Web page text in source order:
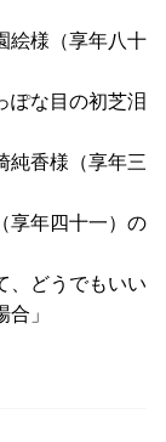
絵様（享年八十
ぽな目の初芝泪
純香様（享年三
享年四十一）の
、どうでもいい
」